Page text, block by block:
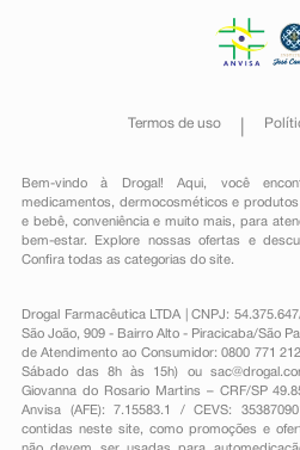
Termos de uso
Bem-vindo à Drogal! Aqui, você
medicamentos , dermocosméticos e produtos
e bebê, conveniênciae muito mais, para
bem-estar. Explore nossas ofertas e
Confira todas as categorias do site.
Drogal Farmacêutica LTDA | CNPJ:
São João, 909 - Bairro Alto - Piracicaba/São
de Atendimento ao Consumidor: 0800 771
Sábado das 8h às 15h) ou
Giovanna do Rosario Martins – CRF/SP
Anvisa (AFE): 7.15583.1 / CEVS:
contidas neste site, como promoções e